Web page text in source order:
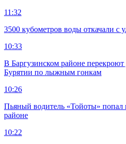
11:32
3500 кубометров воды откачали с
10:33
В Баргузинском районе
Бурятии по лыжным гонкам
10:26
Пьяный водитель «Тойоты»
районе
10:22